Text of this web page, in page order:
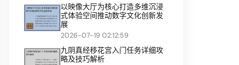
以映像大厅为核心打造多维沉浸
式体验空间推动数字文化创新发
展
2026-07-19 02:12:59
九阴真经移花宫入门任务详细攻
略及技巧解析